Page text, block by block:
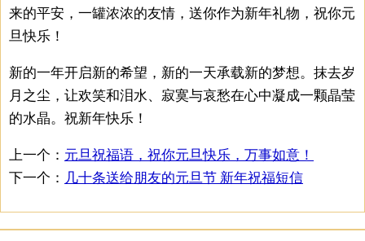
来的平安，一罐浓浓的友情，送你作为新年礼物，祝你元
旦快乐！
新的一年开启新的希望，新的一天承载新的梦想。抹去岁
月之尘，让欢笑和泪水、寂寞与哀愁在心中凝成一颗晶莹
的水晶。祝新年快乐！
上一个： 元旦祝福语，祝你元旦快乐，万事如意！
下一个： 几十条送给朋友的元旦节 新年祝福短信